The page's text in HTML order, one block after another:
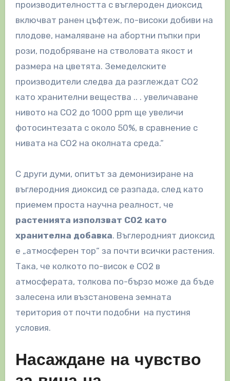
производителността с въглероден диоксид
включват ранен цъфтеж, по-високи добиви на
плодове, намаляване на абортни пъпки при
рози, подобряване на стволовата якост и
размера на цветята. Земеделските
производители следва да разглеждат CO2
като хранителни вещества .. . увеличаване
нивото на СО2 до 1000 ppm ще увеличи
фотосинтезата с около 50%, в сравнение с
нивата на CO2 на околната среда.“
С други думи, опитът за демонизиране на
въглеродния диоксид се разпада, след като
приемем проста научна реалност, че
растенията използват CO2 като
хранителна добавка. Въглеродният диоксид
е „атмосферен тор“ за почти всички растения.
Така, че колкото по-висок е CO2 в
атмосферата, толкова по-бързо може да бъде
залесена или възстановена земната
територия от почти подобни на пустиня
условия.
Насаждане на чувство